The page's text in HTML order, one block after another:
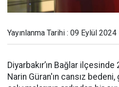
Yayınlanma Tarihi : 09 Eylül
Diyarbakır’ın Bağlar
Narin Güran'ın cansız